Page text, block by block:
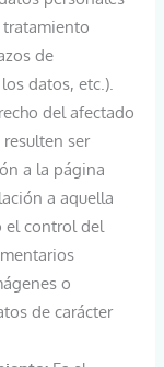
de
datos, etc.).
del afectado
ser
a la página
a aquella
el control del
o
de carácter